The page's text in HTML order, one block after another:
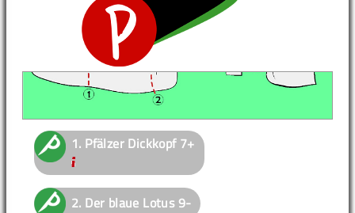
1. Pfälzer Dickkopf7+
2. Der blaue Lotus9-